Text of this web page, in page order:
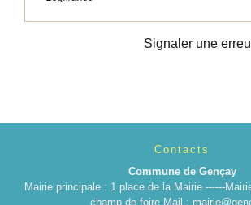
Signaler une
Contacts
Commune de Gençay
Mairie principale : 1 place de la Mairie ------
champ de foire Mail :